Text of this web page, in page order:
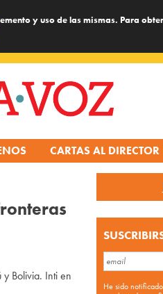
y uso de las mismas. Para
CARTAS AL DIRECTOR
Bolivia. Inti en
He sido